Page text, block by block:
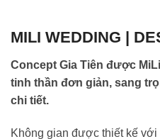
MILI WEDDING |
Concept Gia Tiên được
tinh thần đơn giản, sang
chi tiết.
Không gian được thiết kế